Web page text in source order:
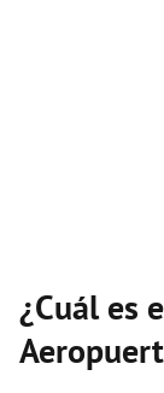
¿Cuál es